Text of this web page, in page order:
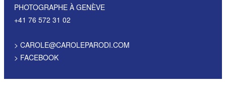
PHOTOGRAPHE À GENÈVE
+41 76 572 31 02
> CAROLE@CAROLEPARODI.COM
> FACEBOOK